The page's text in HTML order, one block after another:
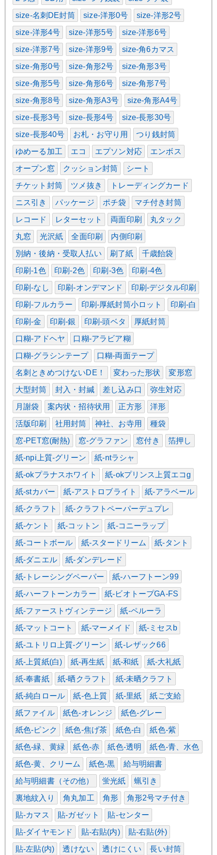
size-名刺DE封筒 size-洋形0号 size-洋形2号
size-洋形4号 size-洋形5号 size-洋形6号
size-洋形7号 size-洋形9号 size-角6カマス
size-角形0号 size-角形2号 size-角形3号
size-角形5号 size-角形6号 size-角形7号
size-角形8号 size-角形A3号 size-角形A4号
size-長形3号 size-長形4号 size-長形30号
size-長形40号 お札・お守り用 つり銭封筒
ゆめーる加工 エコ エプソン対応 エンボス
オープン窓 クッション封筒 シート
チケット封筒 ツメ抜き トレーディングカード
ニス引き パッケージ ポチ袋 マチ付き封筒
レコード レターセット 両面印刷 丸タック
丸窓 光沢紙 全面印刷 内側印刷
別納・後納・受取人払い 刷了紙 千歳飴袋
印刷-1色 印刷-2色 印刷-3色 印刷-4色
印刷-なし 印刷-オンデマンド 印刷-デジタル印刷
印刷-フルカラー 印刷-厚紙封筒小ロット 印刷-白
印刷-金 印刷-銀 印刷-頭ベタ 厚紙封筒
口糊-アドヘヤ 口糊-アラビア糊
口糊-グラシンテープ 口糊-両面テープ
名刺ときめつけないDE！ 変わった形状 変形窓
大型封筒 封入・封緘 差し込み口 弥生対応
月謝袋 案内状・招待状用 正方形 洋形
活版印刷 社用封筒 神社、お寺用 種袋
窓-PET窓(耐熱) 窓-グラファン 窓付き 箔押し
紙-npi上質-グリーン 紙-ntラシャ
紙-okプラナスホワイト 紙-okプリンス上質エコg
紙-stカバー 紙-アストロブライト 紙-アラベール
紙-クラフト 紙-クラフトペーパーデュプレ
紙-ケント 紙-コットン 紙-コニーラップ
紙-コートボール 紙-スタードリーム 紙-タント
紙-ダニエル 紙-ダンデレード
紙-トレーシングペーパー 紙-ハーフトーン99
紙-ハーフトーンカラー 紙-ビオトープGA-FS
紙-ファーストヴィンテージ 紙-ペルーラ
紙-マットコート 紙-マーメイド 紙-ミセスb
紙-ユトリロ上質-グリーン 紙-レザック66
紙-上質紙(白) 紙-再生紙 紙-和紙 紙-大礼紙
紙-奉書紙 紙-晒クラフト 紙-未晒クラフト
紙-純白ロール 紙-色上質 紙-里紙 紙ご支給
紙ファイル 紙色-オレンジ 紙色-グレー
紙色-ピンク 紙色-焦げ茶 紙色-白 紙色-紫
紙色-緑、黄緑 紙色-赤 紙色-透明 紙色-青、水色
紙色-黄、クリーム 紙色-黒 給与明細書
給与明細書（その他） 蛍光紙 蝋引き
裏地紋入り 角丸加工 角形 角形2号マチ付き
貼-カマス 貼-ガゼット 貼-センター
貼-ダイヤモンド 貼-右貼(内) 貼-右貼(外)
貼-左貼(内) 透けない 透けにくい 長い封筒